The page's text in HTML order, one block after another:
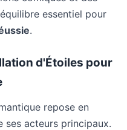
essentiel pour
.
d'Étoiles pour
repose en
ses acteurs principaux.